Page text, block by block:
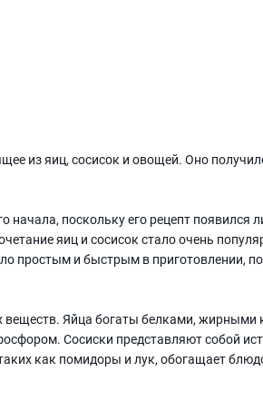
из яиц, сосисок и овощей. Оно
начала, поскольку его рецепт появился
яиц и сосисок стало очень
простым и быстрым в приготовлении,
Яйца богаты белками, жирными
Сосиски представляют собой
как помидоры и лук, обогащает